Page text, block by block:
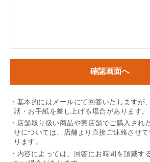
・基本的にはメールにて回答いたしますが
話・お手紙を差し上げる場合があります。
・店舗取り扱い商品や実店舗でご購入され
せについては、店舗より直接ご連絡させ
ります。
・内容によっては、回答にお時間を頂戴す